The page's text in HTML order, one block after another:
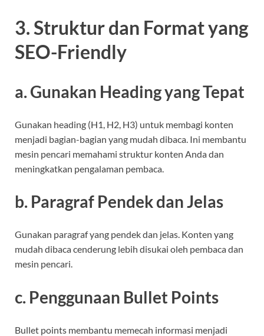
3. Struktur dan Format yang
SEO-Friendly
a. Gunakan Heading yang Tepat
Gunakan heading (H1, H2, H3) untuk membagi konten
menjadi bagian-bagian yang mudah dibaca. Ini membantu
mesin pencari memahami struktur konten Anda dan
meningkatkan pengalaman pembaca.
b. Paragraf Pendek dan Jelas
Gunakan paragraf yang pendek dan jelas. Konten yang
mudah dibaca cenderung lebih disukai oleh pembaca dan
mesin pencari.
c. Penggunaan Bullet Points
Bullet points membantu memecah informasi menjadi